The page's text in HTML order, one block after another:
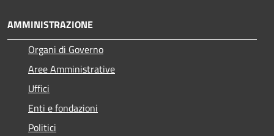
AMMINISTRAZIONE
Organi di Governo
Aree Amministrative
Uffici
Enti e fondazioni
Politici